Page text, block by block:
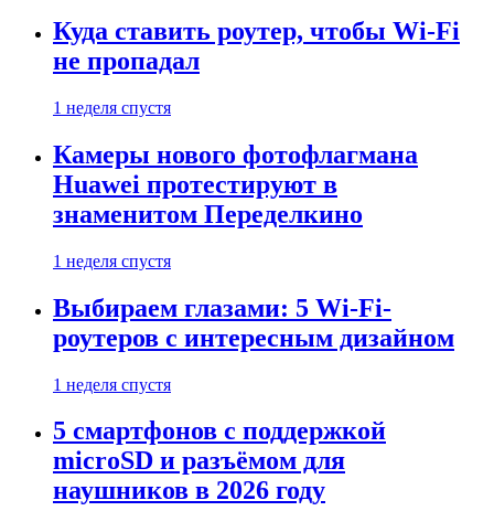
Куда ставить роутер, чтобы Wi-Fi
не пропадал
1 неделя спустя
Камеры нового фотофлагмана
Huawei протестируют в
знаменитом Переделкино
1 неделя спустя
Выбираем глазами: 5 Wi-Fi-
роутеров с интересным дизайном
1 неделя спустя
5 смартфонов с поддержкой
microSD и разъёмом для
наушников в 2026 году